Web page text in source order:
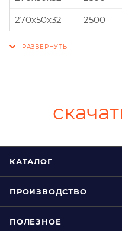
270x50x32
2500
КАТАЛОГ
ПРОИЗВОДСТВО
ПОЛЕЗНОЕ